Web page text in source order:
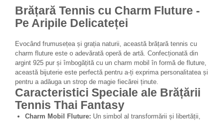
Brățară Tennis cu Charm Fluture -
Pe Aripile Delicateței
Evocând frumusețea și grația naturii, această brățară tennis cu
charm fluture este o adevărată operă de artă. Confecționată din
argint 925 pur și îmbogățită cu un charm mobil în formă de fluture,
această bijuterie este perfectă pentru a-ți exprima personalitatea și
pentru a adăuga un strop de magie fiecărei ținute.
Caracteristici Speciale ale Brățării
Tennis Thai Fantasy
Charm Mobil Fluture: Un simbol al transformării și libertății,